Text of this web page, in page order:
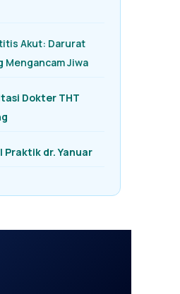
Akut: Darurat
Mengancam Jiwa
Dokter THT
Praktik dr. Yanuar